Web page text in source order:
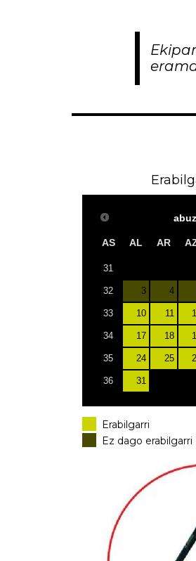
AS AL AR
31
32 3 4
33 10 11
34 17 18
35 24 25
36 31
Erabilgarri
Ez dago erabilgarri